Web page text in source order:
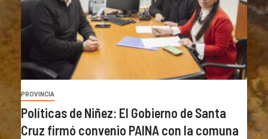
PROVINCIA
Políticas de Niñez: El Gobierno de Santa
Cruz firmó convenio PAINA con la comuna